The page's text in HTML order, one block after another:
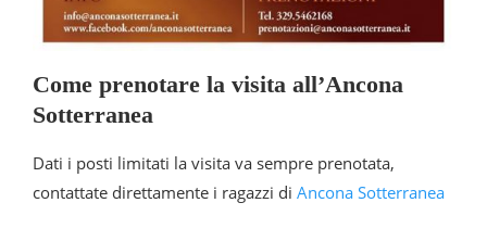
Come prenotare la visita all’Ancona
Sotterranea
Dati i posti limitati la visita va sempre prenotata,
contattate direttamente i ragazzi di Ancona Sotterranea